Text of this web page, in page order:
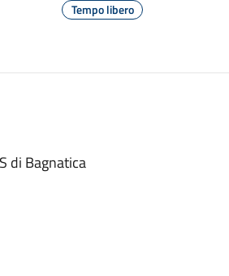
Tempo libero
di Bagnatica